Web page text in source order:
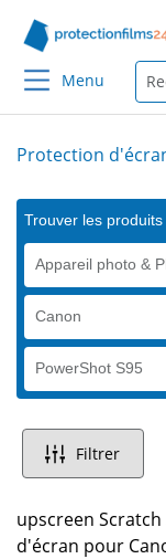
Menu
Protection
Trouver les
Appareil photo &
Canon
PowerShot S95
Filtrer
upscreen
d'écran pour